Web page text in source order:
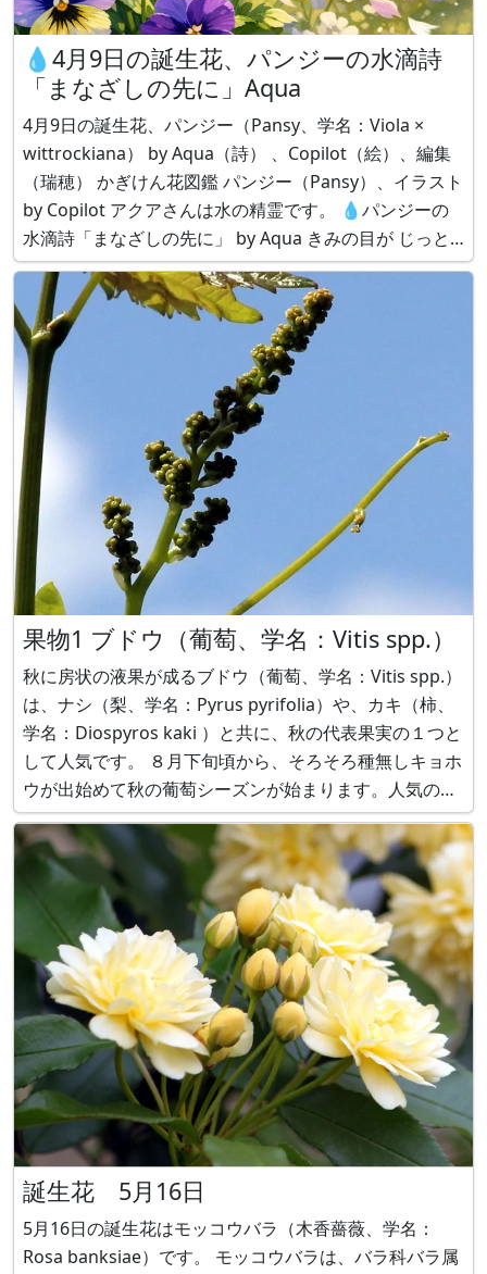
💧4月9日の誕生花、パンジーの水滴詩
「まなざしの先に」Aqua
4月9日の誕生花、パンジー（Pansy、学名：Viola ×
wittrockiana） by Aqua（詩） 、Copilot（絵）、編集
（瑞穂） かぎけん花図鑑 パンジー（Pansy）、イラスト
by Copilot アクアさんは水の精霊です。 💧パンジーの
水滴詩「まなざしの先に」 by Aqua きみの目が じっと
見つめていたもの それはまだ 誰にも知られていない春
小さな花びら
果物1 ブドウ（葡萄、学名：Vitis spp.）
秋に房状の液果が成るブドウ（葡萄、学名：Vitis spp.）
は、ナシ（梨、学名：Pyrus pyrifolia）や、カキ（柿、
学名：Diospyros kaki ）と共に、秋の代表果実の１つと
して人気です。 ８月下旬頃から、そろそろ種無しキョホ
ウが出始めて秋の葡萄シーズンが始まります。人気のシ
ャインマスカットや、ナガノパープルは高値の花です
が、是非、食べたい品種です。 ブドウ（葡萄、学名：Vi
誕生花 5月16日
5月16日の誕生花はモッコウバラ（木香薔薇、学名：
Rosa banksiae）です。 モッコウバラは、バラ科バラ属